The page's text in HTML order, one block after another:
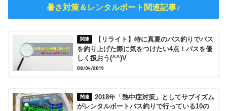
暑さ対策＆レンタルボート関連記事♪
【リライト】特に真夏のバス釣りでバス
を釣り上げた際に気をつけたい4点！バスを優
しく扱おう(^^)V
08/04/2019
2018年「熱中症対策」としてサブイズム
がレンタルボートバス釣りで行っている10の